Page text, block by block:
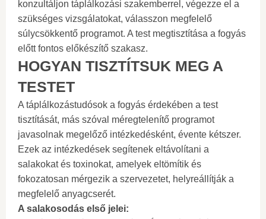
konzultáljon táplálkozási szakemberrel, végezze el a
szükséges vizsgálatokat, válasszon megfelelő
súlycsökkentő programot. A test megtisztítása a fogyás
előtt fontos előkészítő szakasz.
HOGYAN TISZTÍTSUK MEG A
TESTET
A táplálkozástudósok a fogyás érdekében a test
tisztítását, más szóval méregtelenítő programot
javasolnak megelőző intézkedésként, évente kétszer.
Ezek az intézkedések segítenek eltávolítani a
salakokat és toxinokat, amelyek eltömítik és
fokozatosan mérgezik a szervezetet, helyreállítják a
megfelelő anyagcserét.
A salakosodás első jelei: